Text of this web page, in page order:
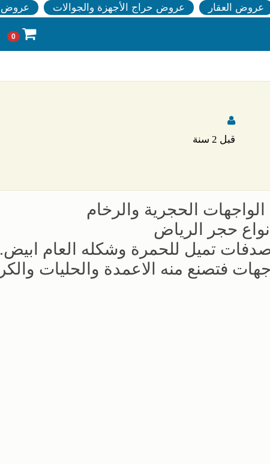
عروض العقار عروض حراج الأجهزة والجوالات عروض
0
قبل 2 سنة
الحجرية والرخام
حجر الرياض
تميل للحمرة وشكله العام ابيض.
فتصنع منه الاعمدة والحليات